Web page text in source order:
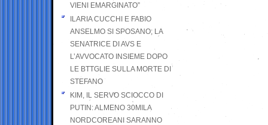
VIENI EMARGINATO”
ILARIA CUCCHI E FABIO
ANSELMO SI SPOSANO; LA
SENATRICE DI AVS E
L’AVVOCATO INSIEME DOPO
LE BTTGLIE SULLA MORTE DI
STEFANO
KIM, IL SERVO SCIOCCO DI
PUTIN: ALMENO 30MILA
NORDCOREANI SARANNO